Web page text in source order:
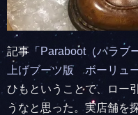
記事 「Paraboot（パラブ
上げブーツ版 ボーリュ
ひもということで、ロー
うなと思った。実店舗を